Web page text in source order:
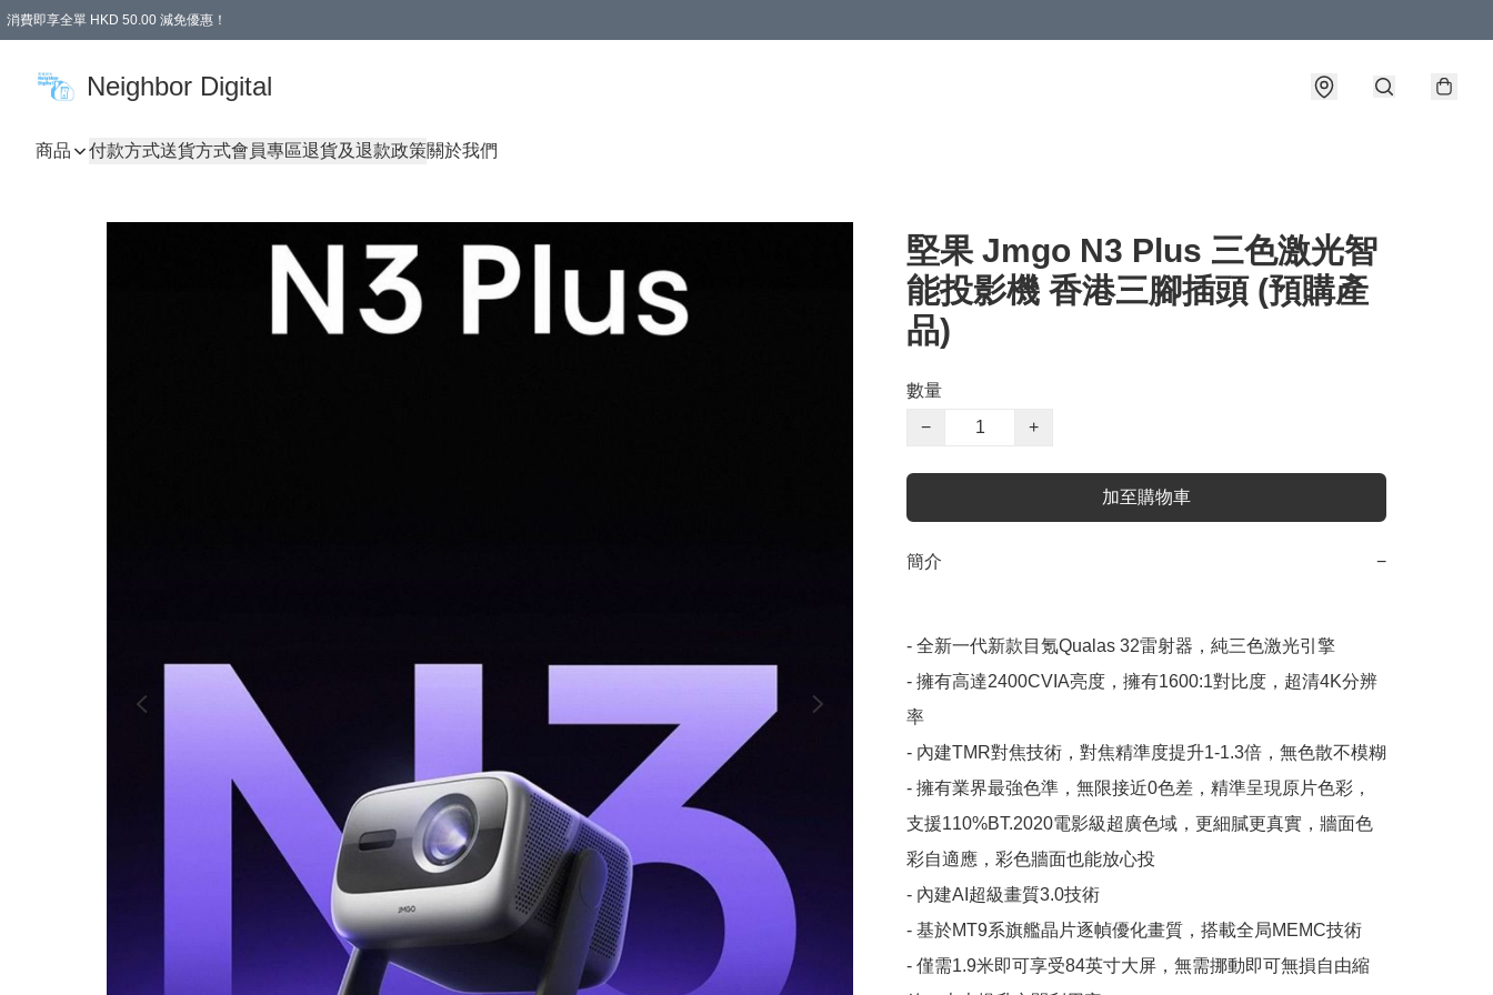
消費即享全單 HKD 50.00 減免優惠！
Neighbor Digital
商品 付款方式送貨方式會員專區退貨及退款政策關於我們
堅果 Jmgo N3 Plus 三色激光智
能投影機 香港三腳插頭 (預購產
品)
數量
−
+
加至購物車
簡介 −
- 全新一代新款目氪Qualas 32雷射器，純三色激光引擎
- 擁有高達2400CVIA亮度，擁有1600:1對比度，超清4K分辨
率
- 內建TMR對焦技術，對焦精準度提升1-1.3倍，無色散不模糊
- 擁有業界最強色準，無限接近0色差，精準呈現原片色彩，
支援110%BT.2020電影級超廣色域，更細膩更真實，牆面色
彩自適應，彩色牆面也能放心投
- 內建AI超級畫質3.0技術
- 基於MT9系旗艦晶片逐幀優化畫質，搭載全局MEMC技術
- 僅需1.9米即可享受84英寸大屏，無需挪動即可無損自由縮